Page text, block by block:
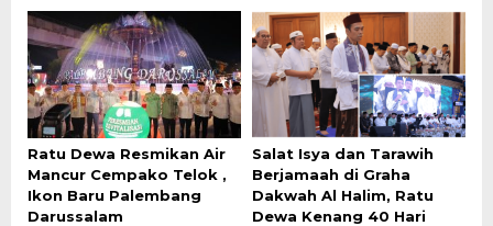
Ratu Dewa Resmikan Air
Mancur Cempako Telok ,
Ikon Baru Palembang
Darussalam
Salat Isya dan Tarawih
Berjamaah di Graha
Dakwah Al Halim, Ratu
Dewa Kenang 40 Hari